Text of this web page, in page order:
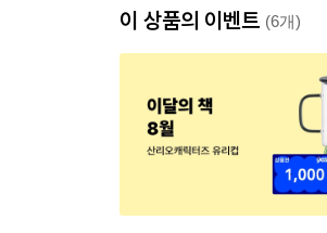
이 상품의 이벤트 (6개)